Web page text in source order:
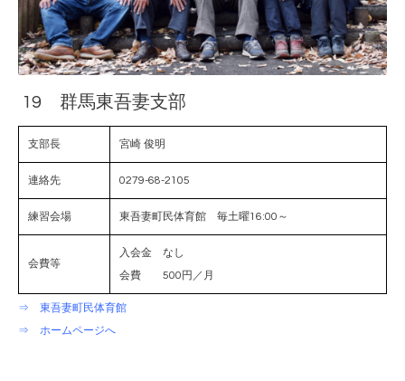
19 群馬東吾妻支部
支部長 宮崎 俊明
連絡先 0279-68-2105
練習会場 東吾妻町民体育館 毎土曜16:00～
会費等
入会金 なし
会費 500円／月
⇒ 東吾妻町民体育館
⇒ ホームページへ